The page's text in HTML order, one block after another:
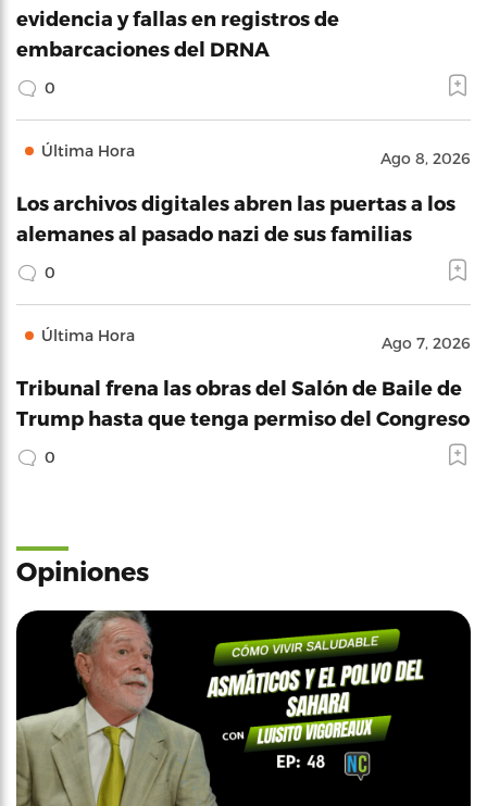
evidencia y fallas en registros de
embarcaciones del DRNA
0
Última Hora Ago 8, 2026
Los archivos digitales abren las puertas a los
alemanes al pasado nazi de sus familias
0
Última Hora Ago 7, 2026
Tribunal frena las obras del Salón de Baile de
Trump hasta que tenga permiso del Congreso
0
Opiniones